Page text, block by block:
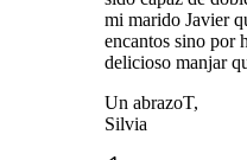
mi marido Javier
encantos sino por
delicioso manjar
Un abrazoT,
Silvia